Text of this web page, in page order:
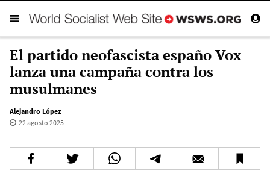
El partido neofascista españo Vox
lanza una campaña contra los
musulmanes
Alejandro López
22 agosto 2025